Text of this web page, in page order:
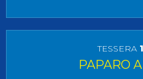
TESSERA
PAPARO